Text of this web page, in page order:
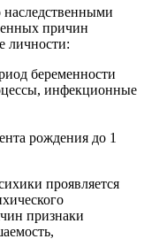
наследственными
причин
личности:
беременности
инфекционные
рождения до 1
проявляется
признаки